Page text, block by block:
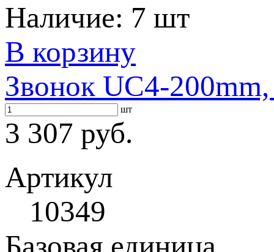
Наличие: 7 шт
В корзину
Звонок UC4-
шт
3 307 руб.
Артикул
10349